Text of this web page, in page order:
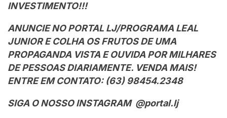
INVESTIMENTO!!!
ANUNCIE NO PORTAL LJ/PROGRAMA LEAL
JUNIOR E COLHA OS FRUTOS DE UMA
PROPAGANDA VISTA E OUVIDA POR MILHARES
DE PESSOAS DIARIAMENTE. VENDA MAIS!
ENTRE EM CONTATO: (63) 98454.2348
SIGA O NOSSO INSTAGRAM @portal.lj